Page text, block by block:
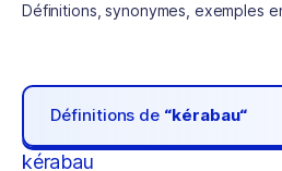
Définitions, synonymes, exemples
Définitions de “kérabau“
kérabau